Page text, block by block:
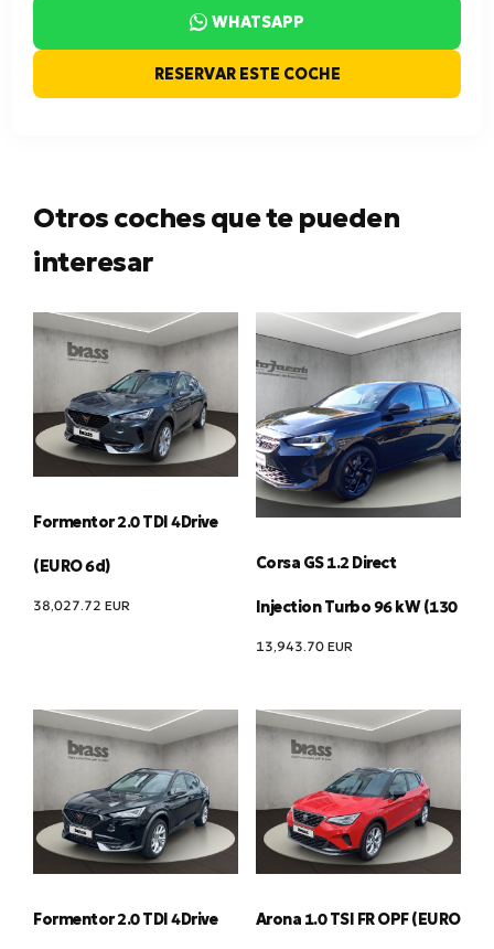
WHATSAPP
RESERVAR ESTE COCHE
Otros coches que te pueden
interesar
Formentor 2.0 TDI 4Drive
(EURO 6d)
38,027.72 EUR
Corsa GS 1.2 Direct
Injection Turbo 96 kW (130
13,943.70 EUR
Formentor 2.0 TDI 4Drive Arona 1.0 TSI FR OPF (EURO